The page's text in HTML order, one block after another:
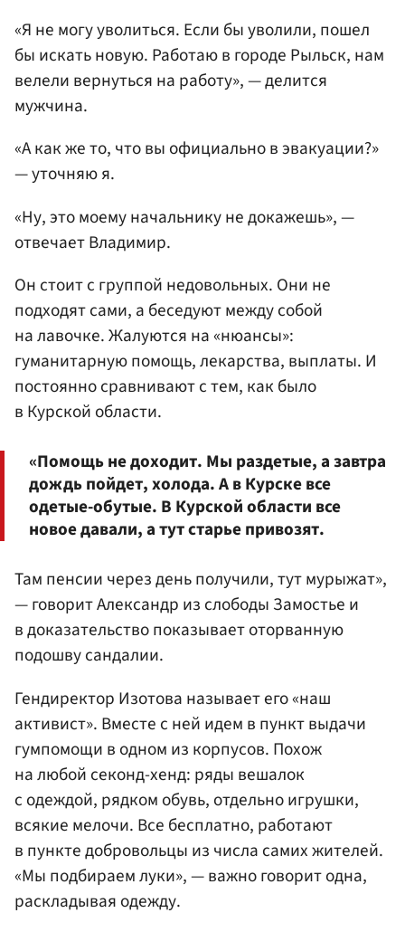
«Я не могу уволиться. Если бы уволили, пошел
бы искать новую. Работаю в городе Рыльск, нам
велели вернуться на работу», — делится
мужчина.
«А как же то, что вы официально в эвакуации?»
— уточняю я.
«Ну, это моему начальнику не докажешь», —
отвечает Владимир.
Он стоит с группой недовольных. Они не
подходят сами, а беседуют между собой
на лавочке. Жалуются на «нюансы»:
гуманитарную помощь, лекарства, выплаты. И
постоянно сравнивают с тем, как было
в Курской области.
«Помощь не доходит. Мы раздетые, а завтра
дождь пойдет, холода. А в Курске все
одетые-обутые. В Курской области все
новое давали, а тут старье привозят.
Там пенсии через день получили, тут мурыжат»,
— говорит Александр из слободы Замостье и
в доказательство показывает оторванную
подошву сандалии.
Гендиректор Изотова называет его «наш
активист». Вместе с ней идем в пункт выдачи
гумпомощи в одном из корпусов. Похож
на любой секонд-хенд: ряды вешалок
с одеждой, рядком обувь, отдельно игрушки,
всякие мелочи. Все бесплатно, работают
в пункте добровольцы из числа самих жителей.
«Мы подбираем луки», — важно говорит одна,
раскладывая одежду.